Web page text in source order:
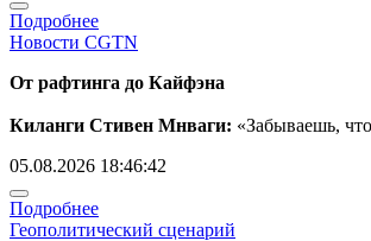
Подробнее
Новости CGTN
От рафтинга до Кайфэна
Киланги Стивен Мнваги: «Забываешь,
05.08.2026 18:46:42
Подробнее
Геополитический сценарий